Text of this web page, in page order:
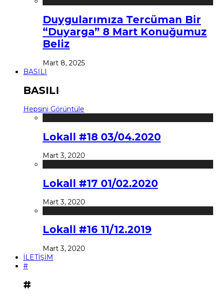
Duygularımıza Tercüman Bir
“Duyarga” 8 Mart Konuğumuz
Beliz
Mart 8, 2025
BASILI
BASILI
Hepsini Görüntüle
Lokall #18 03/04.2020
Mart 3, 2020
Lokall #17 01/02.2020
Mart 3, 2020
Lokall #16 11/12.2019
Mart 3, 2020
İLETİŞİM
#
#